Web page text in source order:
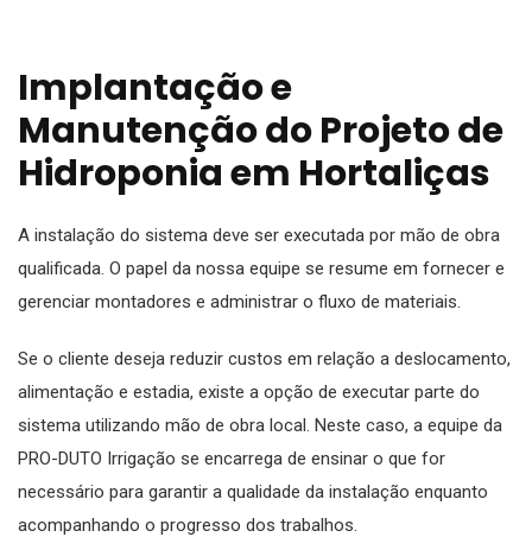
Implantação e
Manutenção do Projeto de
Hidroponia em Hortaliças
A instalação do sistema deve ser executada por mão de obra
qualificada. O papel da nossa equipe se resume em fornecer e
gerenciar montadores e administrar o fluxo de materiais.
Se o cliente deseja reduzir custos em relação a deslocamento,
alimentação e estadia, existe a opção de executar parte do
sistema utilizando mão de obra local. Neste caso, a equipe da
PRO-DUTO Irrigação se encarrega de ensinar o que for
necessário para garantir a qualidade da instalação enquanto
acompanhando o progresso dos trabalhos.